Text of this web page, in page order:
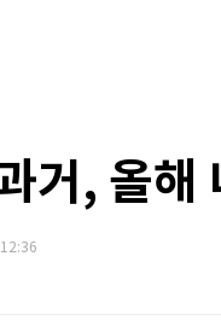
거, 올해